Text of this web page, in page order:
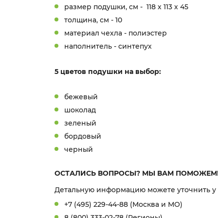
размер подушки, см - 118 х 113 х 45
толщина, см - 10
материал чехла - полиэстер
наполнитель - синтепух
5 цветов подушки на выбор:
бежевый
шоколад
зеленый
бордовый
черный
ОСТАЛИСЬ ВОПРОСЫ? МЫ ВАМ
Детальную информацию можете уточнить
+7 (495) 229-44-88 (Москва и МО)